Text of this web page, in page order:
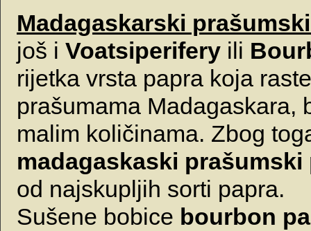
Madagaskarski
još i Voatsiperifery ili
rijetka vrsta papra koja
prašumama Madagaskara,
malim količinama. Zbog
madagaskaski prašumski
od najskupljih sorti papra.
Sušene bobice bourbon